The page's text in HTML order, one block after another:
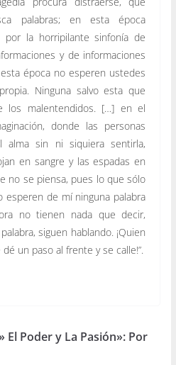
palabras; en esta época
la horripilante sinfonía de
y de informaciones
época no esperen ustedes
Ninguna salvo esta que
los malentendidos. […] en el
donde las personas
alma sin ni siquiera sentirla,
en sangre y las espadas en
no se piensa, pues lo que sólo
esperen de mí ninguna palabra
no tienen nada que decir,
siguen hablando. ¡Quien
un paso al frente y se calle!”.
El Poder y La Pasión»: Por